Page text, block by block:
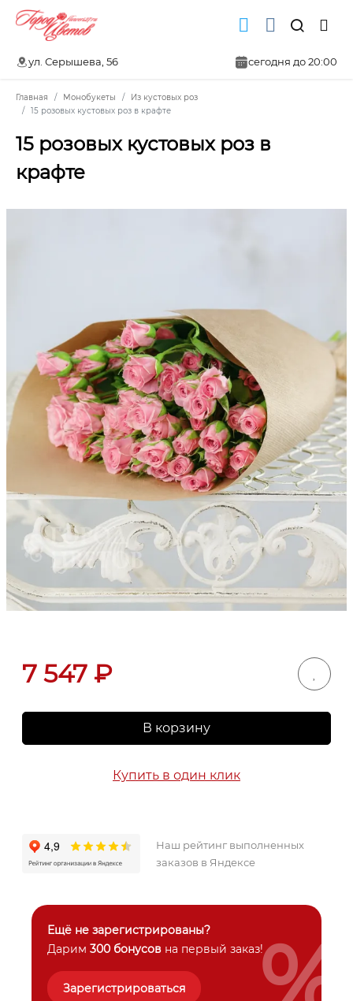
ул. Серышева, 56 сегодня до 20:00
Главная Монобукеты
Из кустовых роз
15 розовых кустовых роз в крафте
15 розовых кустовых роз в
крафте
7 547 ₽
В корзину
Купить в один клик
Наш рейтинг выполненных
заказов в Яндексе
Ещё не зарегистрированы?
Дарим 300 бонусов на первый заказ!
Зарегистрироваться